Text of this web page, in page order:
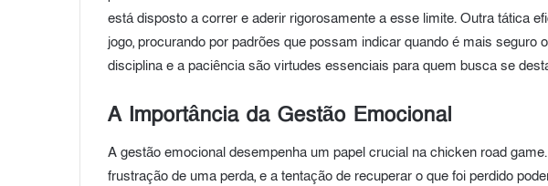
está disposto a correr e aderir rigorosamente a esse limite. Outra tática
jogo, procurando por padrões que possam indicar quando é mais seguro
disciplina e a paciência são virtudes essenciais para quem busca se
A Importância da Gestão Emocional
A gestão emocional desempenha um papel crucial na chicken road
frustração de uma perda, e a tentação de recuperar o que foi perdido